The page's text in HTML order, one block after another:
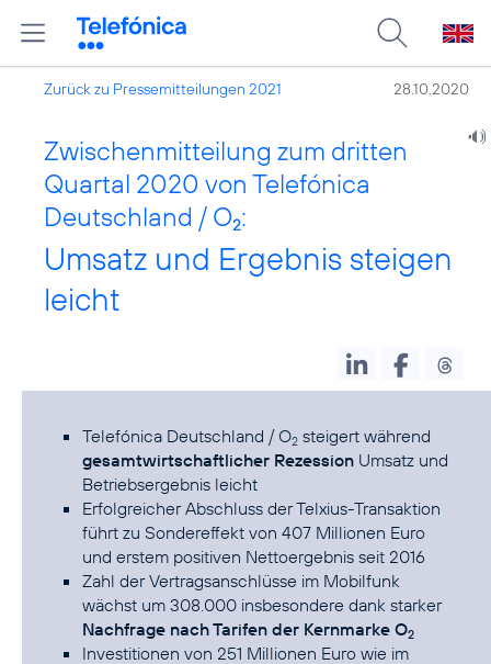
Zurück zu Pressemitteilungen 2021 28.10.2020
Zwischenmitteilung zum dritten
Quartal 2020 von Telefónica
Deutschland / O2:
Umsatz und Ergebnis steigen
leicht
Telefónica Deutschland / O2 steigert während
gesamtwirtschaftlicher Rezession Umsatz und
Betriebsergebnis leicht
Erfolgreicher Abschluss der Telxius-Transaktion
führt zu Sondereffekt von 407 Millionen Euro
und erstem positiven Nettoergebnis seit 2016
Zahl der Vertragsanschlüsse im Mobilfunk
wächst um 308.000 insbesondere dank starker
Nachfrage nach Tarifen der Kernmarke O2
Investitionen von 251 Millionen Euro wie im